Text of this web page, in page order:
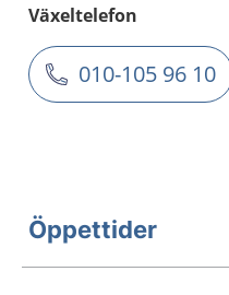
Växeltelefon
010-105 96 10
Öppettider